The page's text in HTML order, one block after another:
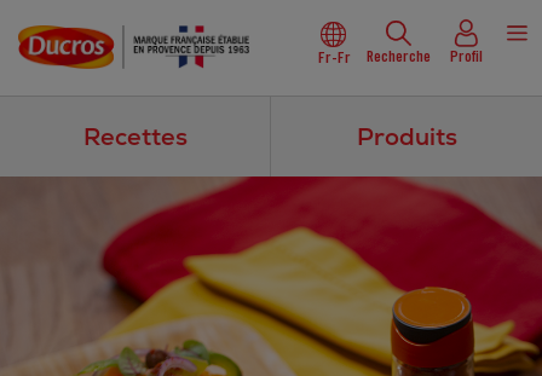
Fr-Fr Recherche Profil
Recettes Produits